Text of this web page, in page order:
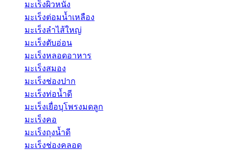
มะเร็งผิวหนัง
มะเร็งต่อมน้ำเหลือง
มะเร็งลำไส้ใหญ่
มะเร็งตับอ่อน
มะเร็งหลอดอาหาร
มะเร็งสมอง
มะเร็งช่องปาก
มะเร็งท่อน้ำดี
มะเร็งเยื่อบุโพรงมดลูก
มะเร็งคอ
มะเร็งถุงน้ำดี
มะเร็งช่องคลอด